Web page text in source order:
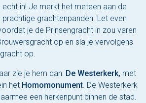
in! Je merkt het meteen aan de
grachtenpanden. Let even
je de Prinsengracht in zou varen
op en sla je vervolgens
op.
zie je hem dan: De Westerkerk, met
het Homomonument . De Westerkerk
een herkenpunt binnen de stad.